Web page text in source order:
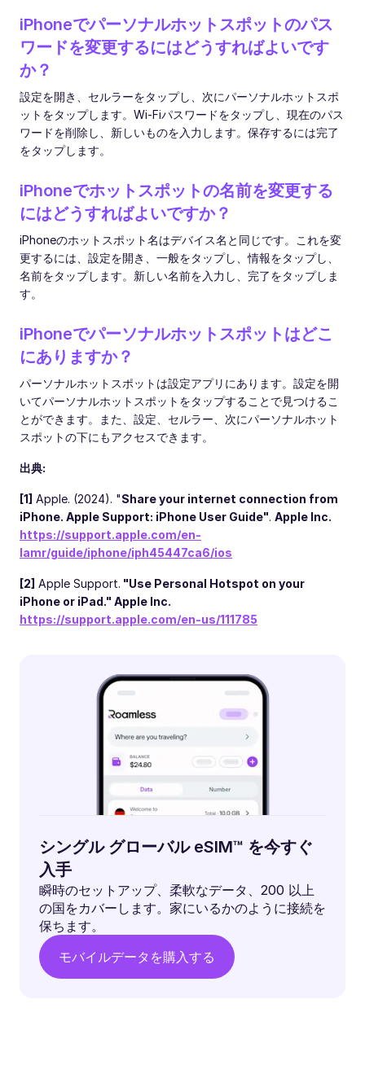
iPhoneでパーソナルホットスポットのパス
ワードを変更するにはどうすればよいです
か？
設定を開き、セルラーをタップし、次にパーソナルホットスポ
ットをタップします。Wi-Fiパスワードをタップし、現在のパス
ワードを削除し、新しいものを入力します。保存するには完了
をタップします。
iPhoneでホットスポットの名前を変更する
にはどうすればよいですか？
iPhoneのホットスポット名はデバイス名と同じです。これを変
更するには、設定を開き、一般をタップし、情報をタップし、
名前をタップします。新しい名前を入力し、完了をタップしま
す。
iPhoneでパーソナルホットスポットはどこ
にありますか？
パーソナルホットスポットは設定アプリにあります。設定を開
いてパーソナルホットスポットをタップすることで見つけるこ
とができます。また、設定、セルラー、次にパーソナルホット
スポットの下にもアクセスできます。
出典:
[1] Apple. (2024). "Share your internet connection from
iPhone. Apple Support: iPhone User Guide". Apple Inc.
https://support.apple.com/en-
lamr/guide/iphone/iph45447ca6/ios
[2] Apple Support. "Use Personal Hotspot on your
iPhone or iPad." Apple Inc.
https://support.apple.com/en-us/111785
シングル グローバル eSIM™ を今すぐ
入手
瞬時のセットアップ、柔軟なデータ、200 以上
の国をカバーします。家にいるかのように接続を
保ちます。
モバイルデータを購入する